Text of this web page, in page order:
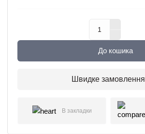
До кошика
Швидке замовлення
В закладки